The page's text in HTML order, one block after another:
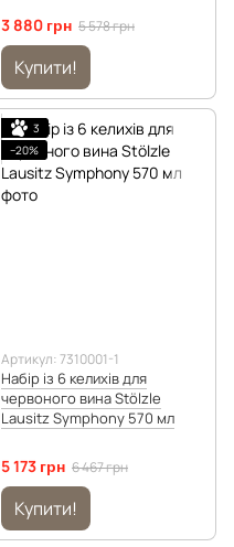
3 880 грн 5 578 грн
Купити!
3
−20%
Артикул: 7310001-1
Набір із 6 келихів для
червоного вина Stölzle
Lausitz Symphony 570 мл
5 173 грн 6 467 грн
Купити!